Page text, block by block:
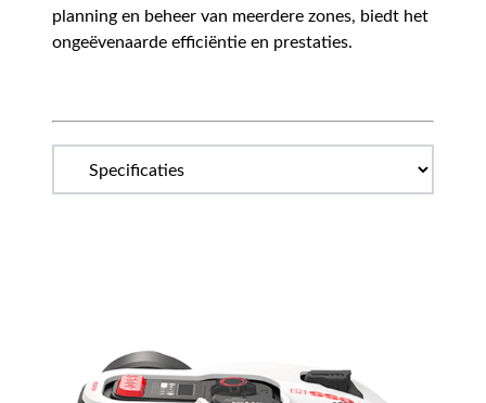
planning en beheer van meerdere zones, biedt het
ongeëvenaarde efficiëntie en prestaties.